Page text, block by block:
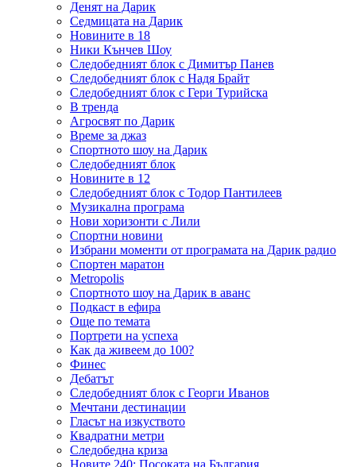
Денят на Дарик
Седмицата на Дарик
Новините в 18
Ники Кънчев Шоу
Следобедният блок с Димитър Панев
Следобедният блок с Надя Брайт
Следобедният блок с Гери Турийска
В тренда
Агросвят по Дарик
Време за джаз
Спортното шоу на Дарик
Следобедният блок
Новините в 12
Следобедният блок с Тодор Пантилеев
Музикална програма
Нови хоризонти с Лили
Спортни новини
Избрани моменти от програмата на Дарик радио
Спортен маратон
Metropolis
Спортното шоу на Дарик в аванс
Подкаст в ефира
Още по темата
Портрети на успеха
Как да живеем до 100?
Финес
Дебатът
Следобедният блок с Георги Иванов
Мечтани дестинации
Гласът на изкуството
Квадратни метри
Следобедна криза
Новите 240: Посоката на България